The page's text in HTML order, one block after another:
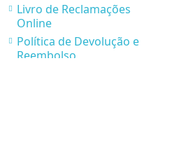
Livro de Reclamações
Online
Política de Devolução e
Reembolso